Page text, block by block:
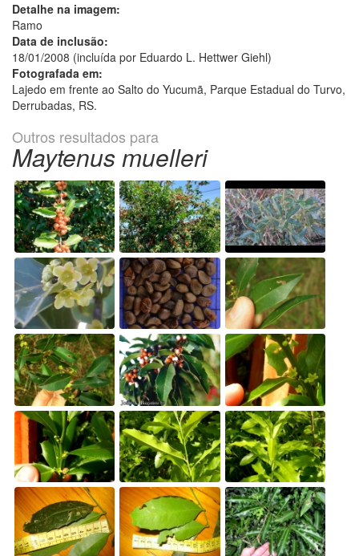
Detalhe na imagem:
Ramo
Data de inclusão:
18/01/2008 (incluída por Eduardo L. Hettwer Giehl)
Fotografada em:
Lajedo em frente ao Salto do Yucumã, Parque Estadual do Turvo,
Derrubadas, RS.
Outros resultados para
Maytenus muelleri